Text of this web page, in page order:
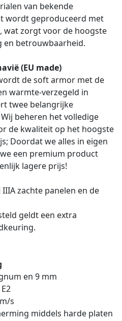
van bekende
wordt geproduceerd met
wat zorgt voor de hoogste
en betrouwbaarheid.
(EU made)
de soft armor met de
warmte-verzegeld in
twee belangrijke
beheren het volledige
de kwaliteit op het hoogste
Doordat we alles in eigen
een premium product
lagere prijs!
IIIA zachte panelen en de
geldt een extra
en 9 mm
s
middels harde platen